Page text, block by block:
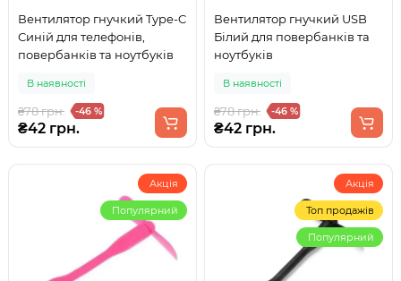
Вентилятор гнучкий Type-C
Синій для телефонів,
повербанків та ноутбуків
В наявності
₴78 грн. -46 %
₴42 грн.
Вентилятор гнучкий USB
Білий для повербанків та
ноутбуків
В наявності
₴78 грн. -46 %
₴42 грн.
Акція
Популярний
Акція
Топ продажів
Популярний